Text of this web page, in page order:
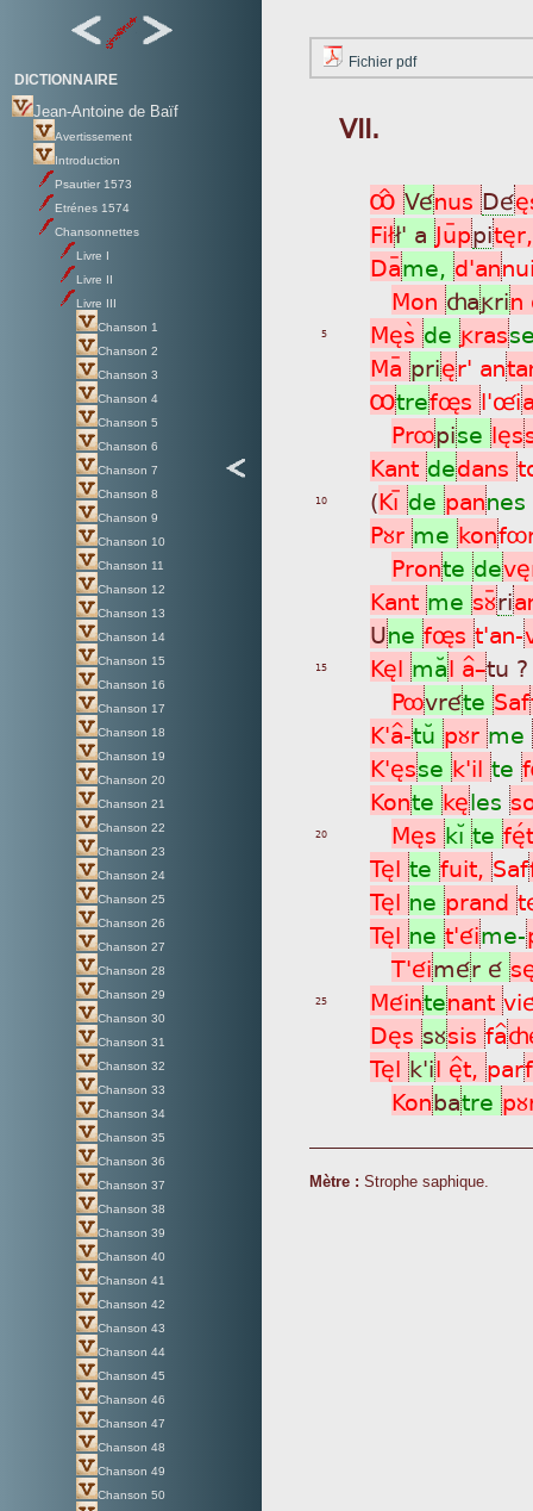
DICTIONNAIRE
Jean-Antoine de Baïf
Avertissement
Introduction
Psautier 1573
Etrénes 1574
Chansonnettes
Livre I
Livre II
Livre III
Chanson 1
Chanson 2
Chanson 3
Chanson 4
Chanson 5
Chanson 6
Chanson 7
Chanson 8
Chanson 9
Chanson 10
Chanson 11
Chanson 12
Chanson 13
Chanson 14
Chanson 15
Chanson 16
Chanson 17
Chanson 18
Chanson 19
Chanson 20
Chanson 21
Chanson 22
Chanson 23
Chanson 24
Chanson 25
Chanson 26
Chanson 27
Chanson 28
Chanson 29
Chanson 30
Chanson 31
Chanson 32
Chanson 33
Chanson 34
Chanson 35
Chanson 36
Chanson 37
Chanson 38
Chanson 39
Chanson 40
Chanson 41
Chanson 42
Chanson 43
Chanson 44
Chanson 45
Chanson 46
Chanson 47
Chanson 48
Chanson 49
Chanson 50
Fichier pdf
VII.
ÔÎ Vénus Dé
Fi££' a Juÿppi
Daÿme, d'an
Mon çagrin
5 Mèsã de gras
Maÿ prièr' an
Ôtreføs l'ûi
Prôpise lès
Kant dedans
10 (Kìþ de pannes
Pùr me kon
Pronte de
Kant me sùÿri
Une føs t'an-
15 Kèl maÂl a^_tu
Pôvréte Saf
K'a^-tuÂ pùr me
K'èsse k'il te
Konte kèles
20 Mès kìÁ te
Tèl te fuit, Saf
Tèl ne prand
Tèl ne t'éime-
T'éimér é
25 Méintenant
Dès sùsis fa^
Tèl k'il è^t, par
Konbatre
Mètre : Strophe saphique.